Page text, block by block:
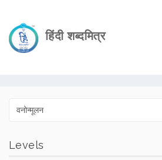
हिंदी शब्दमित्र
Levels